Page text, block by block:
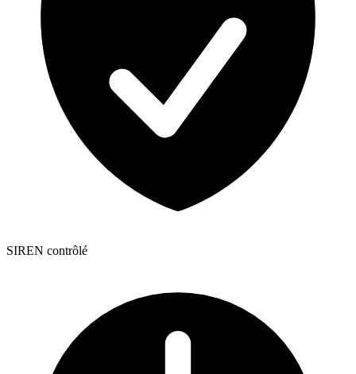
SIREN contrôlé